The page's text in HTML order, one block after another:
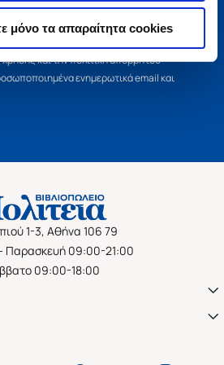
μόνο τα απαραίτητα cookies
και την πολιτική απορρήτου
ενημερωτικά email και
1-3, Αθήνα 106 79
Παρασκευή 09:00-21:00
09:00-18:00